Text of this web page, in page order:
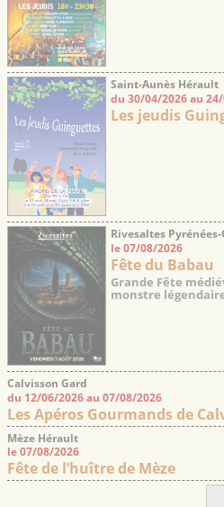
Saint-Aunès Hérault
du 30/04/2026 au
Les jeudis
Rivesaltes
le 07/08/2026
Fête du Babau
Grande Fête
monstre
Calvisson Gard
du 12/06/2026 au 07/08/2026
Les Apéros Gourmands de
Mèze Hérault
le 07/08/2026
Fête de l’huître de Mèze